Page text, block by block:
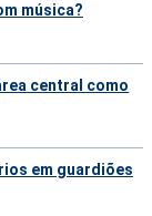
música?
central como
em guardiões